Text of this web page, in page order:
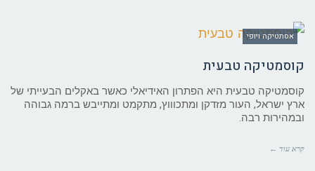
אסתטיקה ויופי
קוסמטיקה טבעית
קוסמטיקה טבעית היא הפתרון האידיאלי כאשר באקלים הבעייתי של
ארץ ישראל, העור מזדקן ומתכוווץ, מתקמט ומתייבש ברמה גבוהה
ובמהירות רבה.
קרא עוד ←